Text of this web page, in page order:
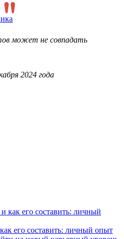
может не совпадать
2024 года
его составить: личный опыт